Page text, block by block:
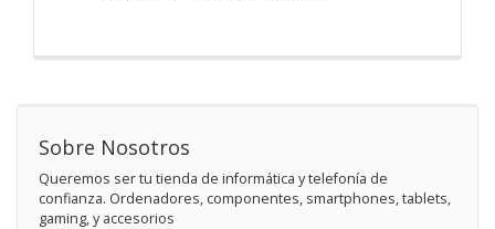
Sobre Nosotros
Queremos ser tu tienda de informática y telefonía de
confianza. Ordenadores, componentes, smartphones, tablets,
gaming, y accesorios